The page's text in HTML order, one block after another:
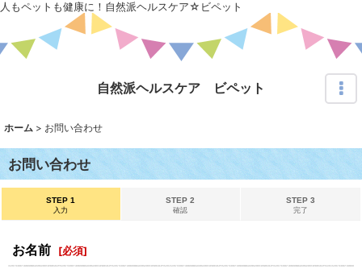
人もペットも健康に！自然派ヘルスケア☆ビペット
自然派ヘルスケア ビペット
ホーム > お問い合わせ
お問い合わせ
STEP 1
入力
STEP 2
確認
STEP 3
完了
お名前 [必須]